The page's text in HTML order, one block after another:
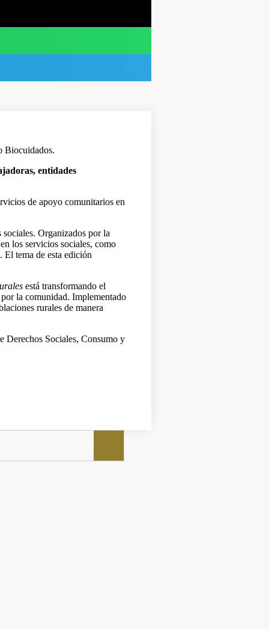
Biocuidados.
entidades
de apoyo comunitarios en
Organizados por la
los servicios sociales, como
El tema de esta edición
está transformando el
la comunidad. Implementado
rurales de manera
Derechos Sociales, Consumo y